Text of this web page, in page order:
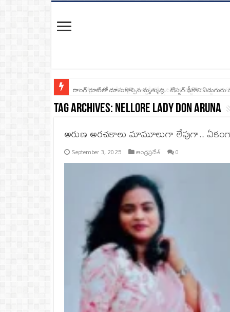
రాంగ్ రూట్‌లో దూసుకొచ్చిన మృత్యువు.. టిప్పర్ ఢీకొని ఏడుగురు
Tag Archives: Nellore Lady Don Aruna
అరుణ అరచకాలు మామూలుగా లేవుగా..
September 3, 2025 ఆంధ్రప్రదేశ్ 0